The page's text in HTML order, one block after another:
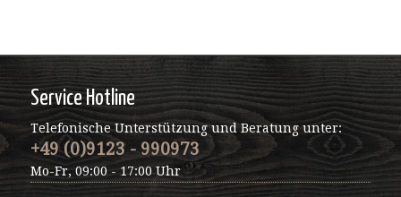
Service Hotline
Telefonische Unterstützung und Beratung unter:
+49 (0)9123 - 990973
Mo-Fr, 09:00 - 17:00 Uhr